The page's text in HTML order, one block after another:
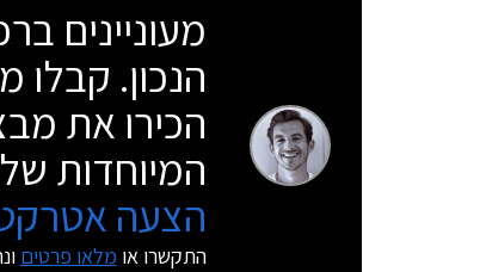
מעוניינים
הנכון. קבלו
הכירו את
המיוחדות
הצעה
התקשרו או מלאו פרטים